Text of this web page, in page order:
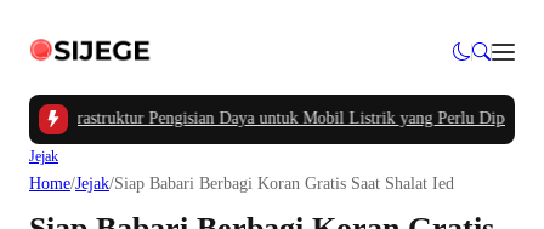
Infrastruktur Pengisian Daya untuk Mobil Listrik yang Perlu
Jejak
Home/Jejak/Siap Babari Berbagi Koran Gratis Saat Shalat Ied